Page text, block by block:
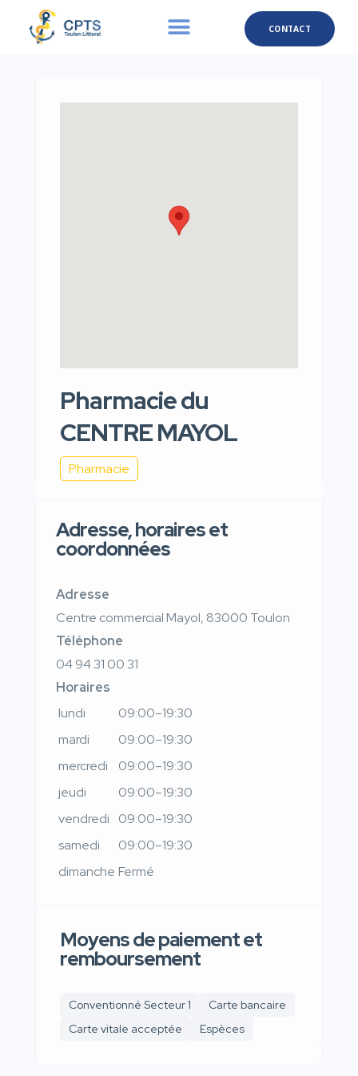
CONTACT
Pharmacie du
CENTRE MAYOL
Pharmacie
Adresse, horaires et
coordonnées
Adresse
Centre commercial Mayol, 83000 Toulon
Téléphone
04 94 31 00 31
Horaires
lundi
09:00–19:30
mardi
09:00–19:30
mercredi
09:00–19:30
jeudi
09:00–19:30
vendredi
09:00–19:30
samedi
09:00–19:30
dimanche Fermé
Moyens de paiement et
remboursement
Conventionné Secteur 1
Carte bancaire
Carte vitale acceptée
Espèces